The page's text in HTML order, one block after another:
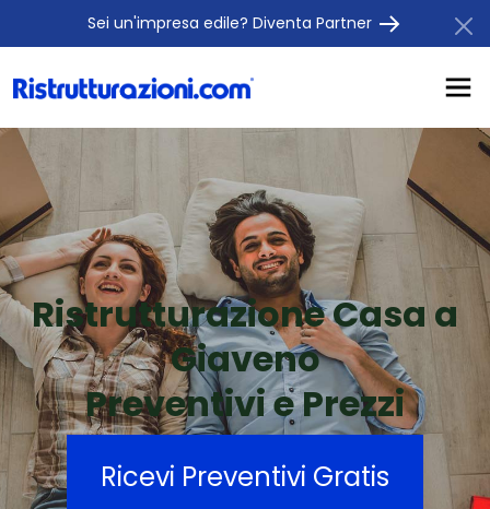
Sei un'impresa edile? Diventa Partner
Ristrutturazione Casa a
Giaveno
Preventivi e Prezzi
Ricevi Preventivi Gratis